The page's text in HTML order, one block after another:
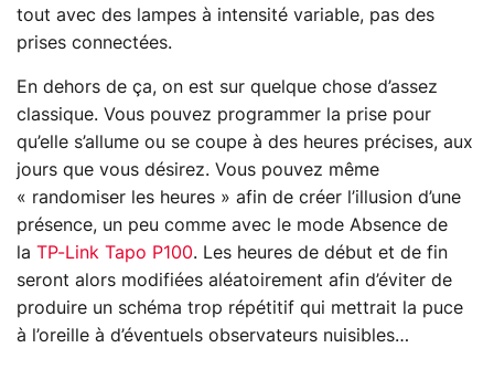
tout avec des lampes à intensité variable, pas des
prises connectées.
En dehors de ça, on est sur quelque chose d’assez
classique. Vous pouvez programmer la prise pour
qu’elle s’allume ou se coupe à des heures précises, aux
jours que vous désirez. Vous pouvez même
« randomiser les heures » afin de créer l’illusion d’une
présence, un peu comme avec le mode Absence de
la TP-Link Tapo P100. Les heures de début et de fin
seront alors modifiées aléatoirement afin d’éviter de
produire un schéma trop répétitif qui mettrait la puce
à l’oreille à d’éventuels observateurs nuisibles…